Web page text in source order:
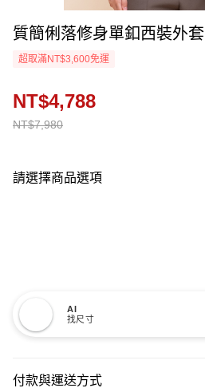
質簡俐落修身單釦西裝外套
超取滿NT$3,600免運
NT$7,980
NT$4,788
請選擇商品選項
AI
找尺寸
付款與運送方式